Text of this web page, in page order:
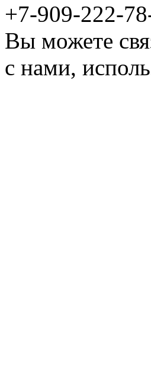
+7-909-222-
Вы можете
с нами,